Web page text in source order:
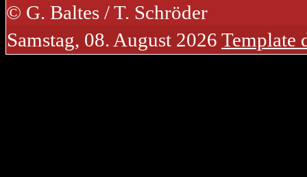
© G. Baltes / T. Schröder
Samstag, 08. August 2026 Template